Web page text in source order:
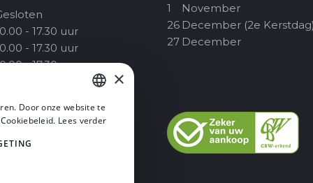
- 17.30 uur
- 17.30 uur
- 17.30 uur
- 17.00 uur
1
November
26 December (2e
27 December
DUTCH
×
Door onze website te
Lees verder